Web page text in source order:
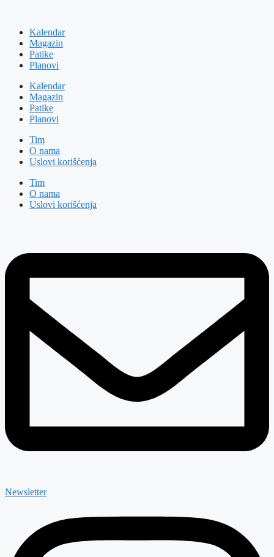
Kalendar
Magazin
Patike
Planovi
Kalendar
Magazin
Patike
Planovi
Tim
O nama
Uslovi korišćenja
Tim
O nama
Uslovi korišćenja
Newsletter